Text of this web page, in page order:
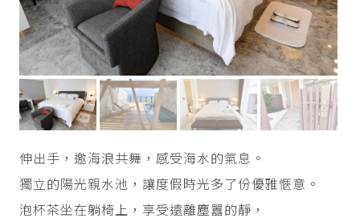
伸出手，邀海浪共舞，感受海水的氣息。
獨立的陽光親水池，讓度假時光多了份優雅愜意。
泡杯茶坐在躺椅上，享受遠離塵囂的靜，